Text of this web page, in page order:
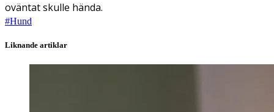
oväntat skulle hända.
#Hund
Liknande artiklar